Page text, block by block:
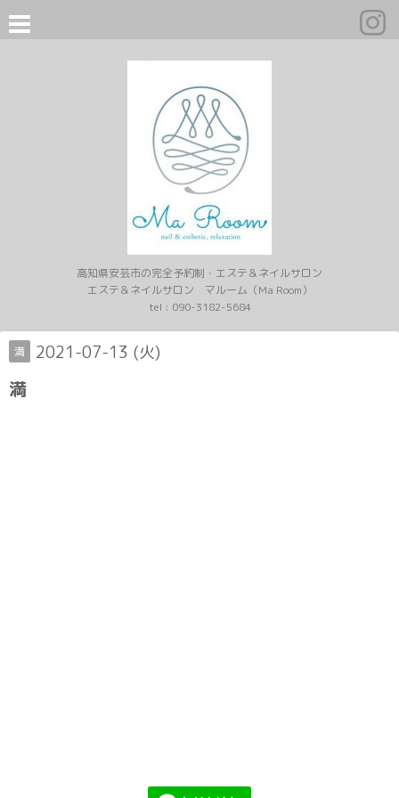
高知県安芸市の完全予約制・エステ＆ネイルサロン
エステ＆ネイルサロン マルーム（Ma Room）
tel : 090-3182-5684
満 2021-07-13 (火)
満